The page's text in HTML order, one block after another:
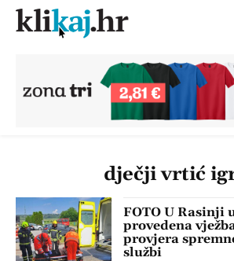
dječji vrtić
FOTO U Rasinji
provedena
provjera
službi